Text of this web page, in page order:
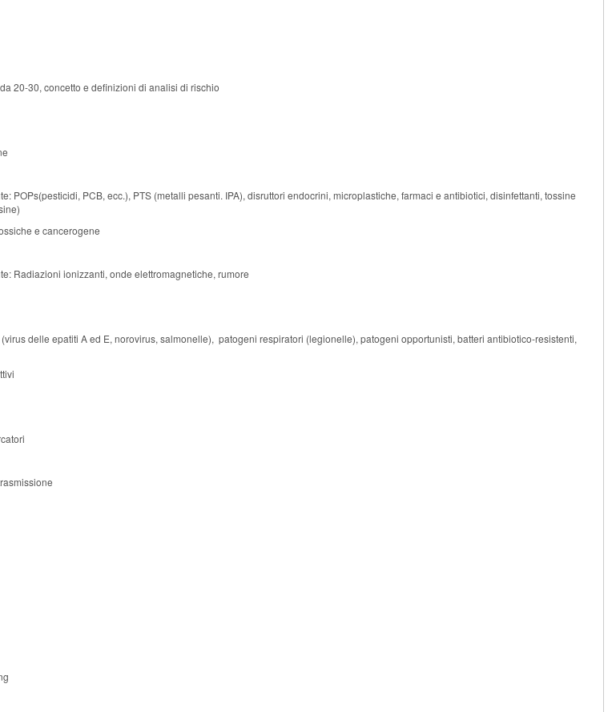
20-30, concetto e definizioni di analisi di rischio
POPs(pesticidi, PCB, ecc.), PTS (metalli pesanti. IPA), disruttori endocrini, microplastiche, farmaci e antibiotici, disinfettanti, tossine
e cancerogene
Radiazioni ionizzanti, onde elettromagnetiche, rumore
delle epatiti A ed E, norovirus, salmonelle), patogeni respiratori (legionelle), patogeni opportunisti, batteri antibiotico-resistenti,